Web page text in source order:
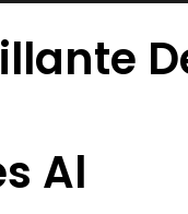
Al